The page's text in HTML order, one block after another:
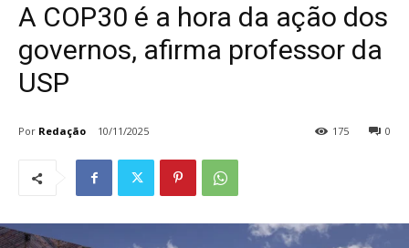
A COP30 é a hora da ação dos
governos, afirma professor da
USP
Por Redação 10/11/2025 0
175